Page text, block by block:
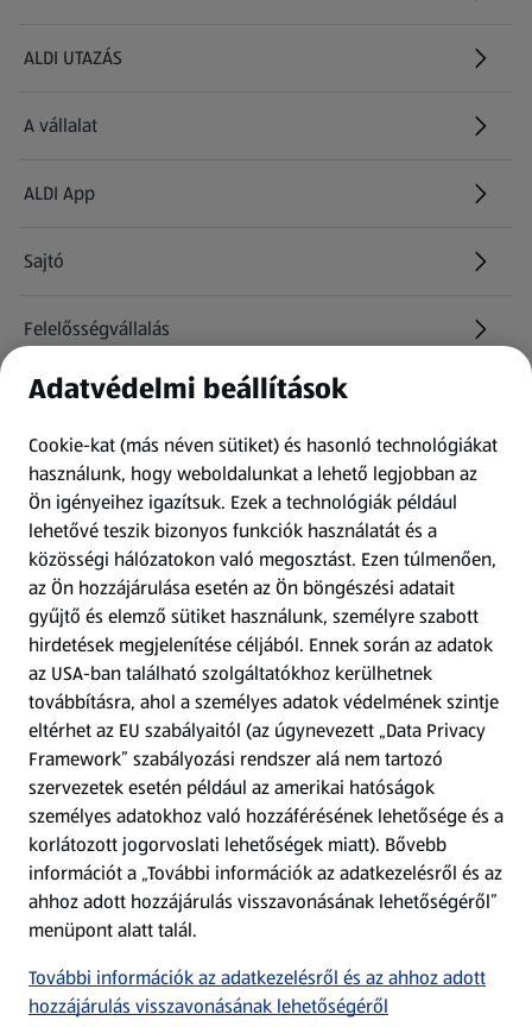
ALDI UTAZÁS
(új oldalon nyílik meg)
A vállalat
ALDI App
Sajtó
Felelősségvállalás
Információk
Kérdőív
Fizetési lehetőségek
ALDI utalványok
Árcsökkentés
Adattörlő alkalmazás
Szervizpont
(új oldalon nyílik meg)
Fedezz fel minket az interneten!
Töltsd le az ALDI Magyarország applikációt!
Adatvédelmi beállítások
Cookie-kat (más néven sütiket) és hasonló technológiákat
használunk, hogy weboldalunkat a lehető legjobban az
Ön igényeihez igazítsuk. Ezek a technológiák például
lehetővé teszik bizonyos funkciók használatát és a
közösségi hálózatokon való megosztást. Ezen túlmenően,
az Ön hozzájárulása esetén az Ön böngészési adatait
gyűjtő és elemző sütiket használunk, személyre szabott
hirdetések megjelenítése céljából. Ennek során az adatok
az USA-ban található szolgáltatókhoz kerülhetnek
továbbításra, ahol a személyes adatok védelmének szintje
eltérhet az EU szabályaitól (az úgynevezett „Data Privacy
Framework” szabályozási rendszer alá nem tartozó
szervezetek esetén például az amerikai hatóságok
személyes adatokhoz való hozzáférésének lehetősége és a
korlátozott jogorvoslati lehetőségek miatt). Bővebb
információt a „További információk az adatkezelésről és az
ahhoz adott hozzájárulás visszavonásának lehetőségéről”
menüpont alatt talál.
További információk az adatkezelésről és az ahhoz adott
hozzájárulás visszavonásának lehetőségéről